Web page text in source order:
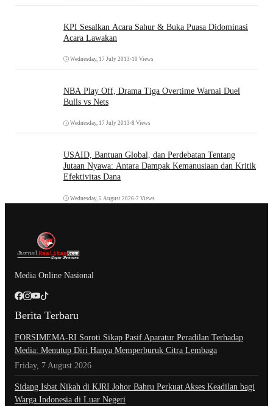
KPI Sesalkan Acara Sahur & Buka Puasa Didominasi
Acara Lawakan
Wednesday, 17 July 2013 •10 Views
NBA Play Off, Drama Tiga Overtime Warnai Duel
Bulls vs Nets
Wednesday, 17 July 2013 •8 Views
USAID, Bantuan Global, dan Perdebatan Tentang
Jutaan Nyawa: Antara Dampak Kemanusiaan dan Kritik
Efektivitas Dana
Wednesday, 5 August 2026•7 Views
Media Online Nasional
Berita Terbaru
​FORSIMEMA-RI Soroti Sikap Pasif Aparatur Peradilan Terhadap
Media: Menutup Diri Hanya Memperburuk Citra Lembaga
Friday, 7 August 2026
Sidang Isbat Nikah di KJRI Johor Bahru Perkuat Akses Keadilan bagi
Warga Indonesia di Luar Negeri